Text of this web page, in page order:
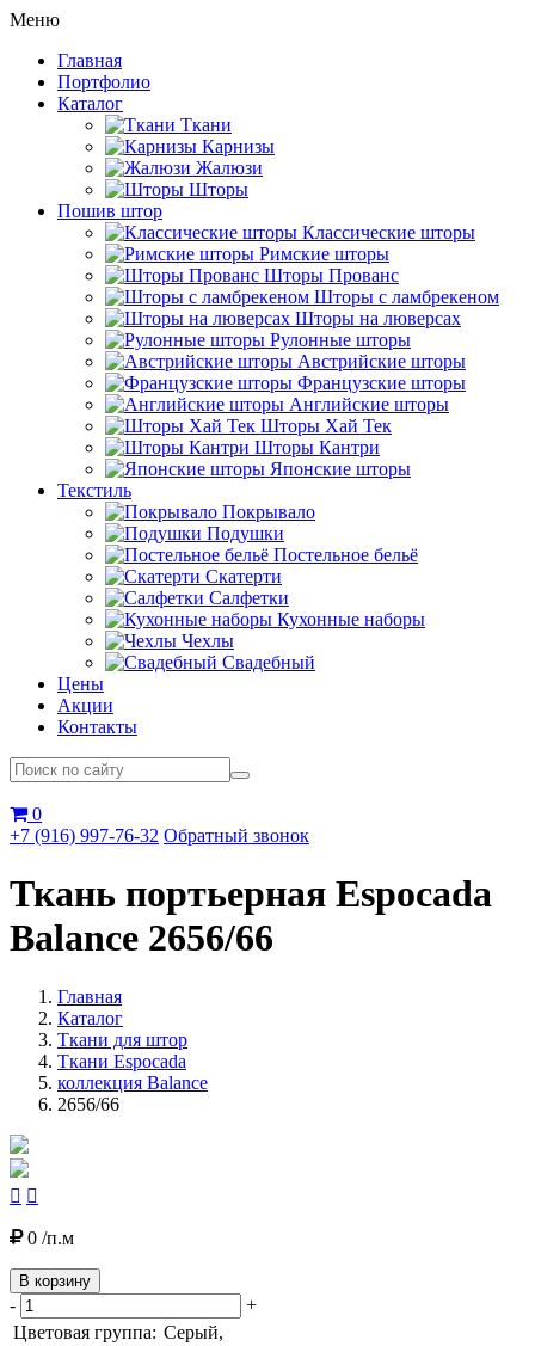
Меню
Главная
Портфолио
Каталог
Ткани
Карнизы
Жалюзи
Шторы
Пошив штор
Классические шторы
Римские шторы
Шторы Прованс
Шторы с ламбрекеном
Шторы на люверсах
Рулонные шторы
Австрийские шторы
Французские шторы
Английские шторы
Шторы Хай Тек
Шторы Кантри
Японские шторы
Текстиль
Покрывало
Подушки
Постельное бельё
Скатерти
Салфетки
Кухонные наборы
Чехлы
Свадебный
Цены
Акции
Контакты
0
+7 (916) 997-76-32 Обратный звонок
Ткань портьерная Espocada
Balance 2656/66
Главная
Каталог
Ткани для штор
Ткани Espocada
коллекция Balance
2656/66
 
0 /п.м
В корзину
-
+
Цветовая группа: Серый,